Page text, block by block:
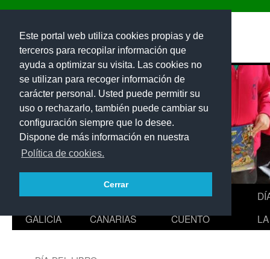
Este portal web utiliza cookies propias y de
terceros para recopilar información que
ayuda a optimizar su visita. Las cookies no
se utilizan para recoger información de
carácter personal. Usted puede permitir su
uso o rechazarlo, también puede cambiar su
configuración siempre que lo desee.
Dispone de más información en nuestra
Política de cookies.
Cerrar
contenido
EL POETA MERLÍN
CEIP
GALICIA
DÍA DE
CANARIAS
HORA DEL
CUENTO